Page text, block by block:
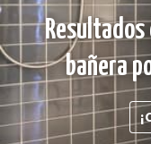
bañera